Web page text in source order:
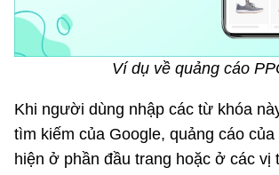
Ví dụ về quảng cáo
Khi người dùng nhập các từ khóa
tìm kiếm của Google, quảng cáo của
hiện ở phần đầu trang hoặc ở các vị